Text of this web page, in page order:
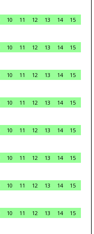
10 11 12 13 14
15
10 11 12 13 14
15
10 11 12 13 14
15
10 11 12 13 14
15
10 11 12 13 14
15
10 11 12 13 14
15
10 11 12 13 14
15
10 11 12 13 14
15